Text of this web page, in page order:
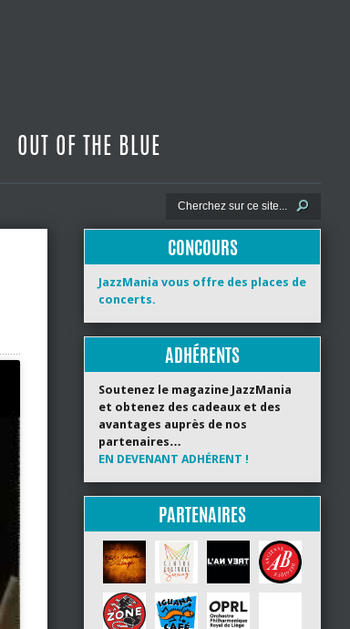
OUT OF THE BLUE
CONCOURS
JazzMania vous offre des places de
concerts.
ADHÉRENTS
Soutenez le magazine JazzMania
et obtenez des cadeaux et des
avantages auprès de nos
partenaires…
EN DEVENANT ADHÉRENT !
PARTENAIRES